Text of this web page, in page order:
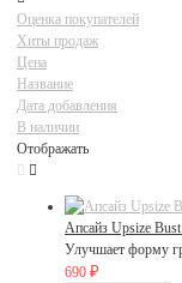
Оценка покупателей
Хиты продаж
Цена
Название
Дата добавления
В наличии
Отображать
Апсайз Upsize
Улучшает форму
690 ₽